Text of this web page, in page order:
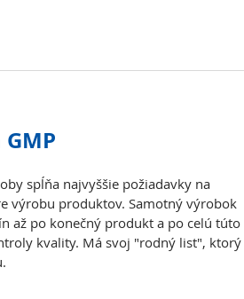
spĺňa najvyššie požiadavky na
výrobu produktov. Samotný výrobok
až po konečný produkt a po celú túto
kvality. Má svoj "rodný list", ktorý